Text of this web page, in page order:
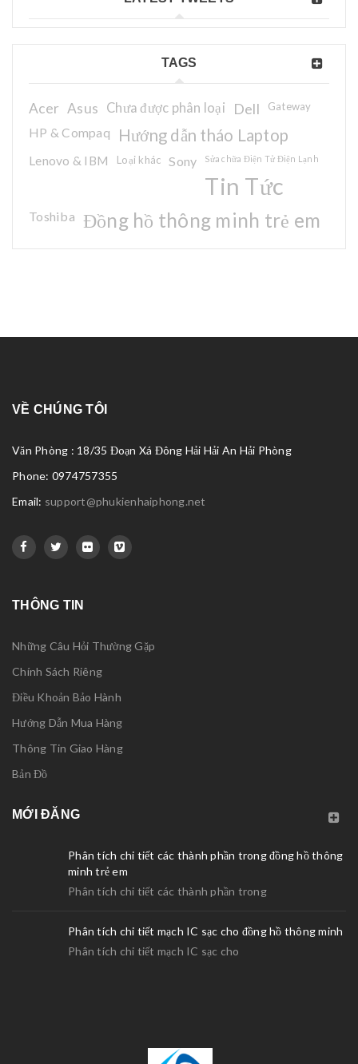
TAGS
Acer Asus Chưa được phân loại Dell Gateway
HP & Compaq Hướng dẫn tháo Laptop
Lenovo & IBM Loại khác Sony Sửa chữa Điện Tử Điện Lạnh
Tin Tức
Toshiba Đồng hồ thông minh trẻ em
VỀ CHÚNG TÔI
Văn Phòng : 18/35 Đoạn Xá Đông Hải Hải An Hải Phòng
Phone: 0974757355
Email: support@phukienhaiphong.net
THÔNG TIN
Những Câu Hỏi Thường Gặp
Chính Sách Riêng
Điều Khoản Bảo Hành
Hướng Dẫn Mua Hàng
Thông Tin Giao Hàng
Bản Đồ
MỚI ĐĂNG
Phân tích chi tiết các thành phần trong đồng hồ thông
minh trẻ em
Phân tích chi tiết các thành phần trong
Phân tích chi tiết mạch IC sạc cho đồng hồ thông minh
Phân tích chi tiết mạch IC sạc cho